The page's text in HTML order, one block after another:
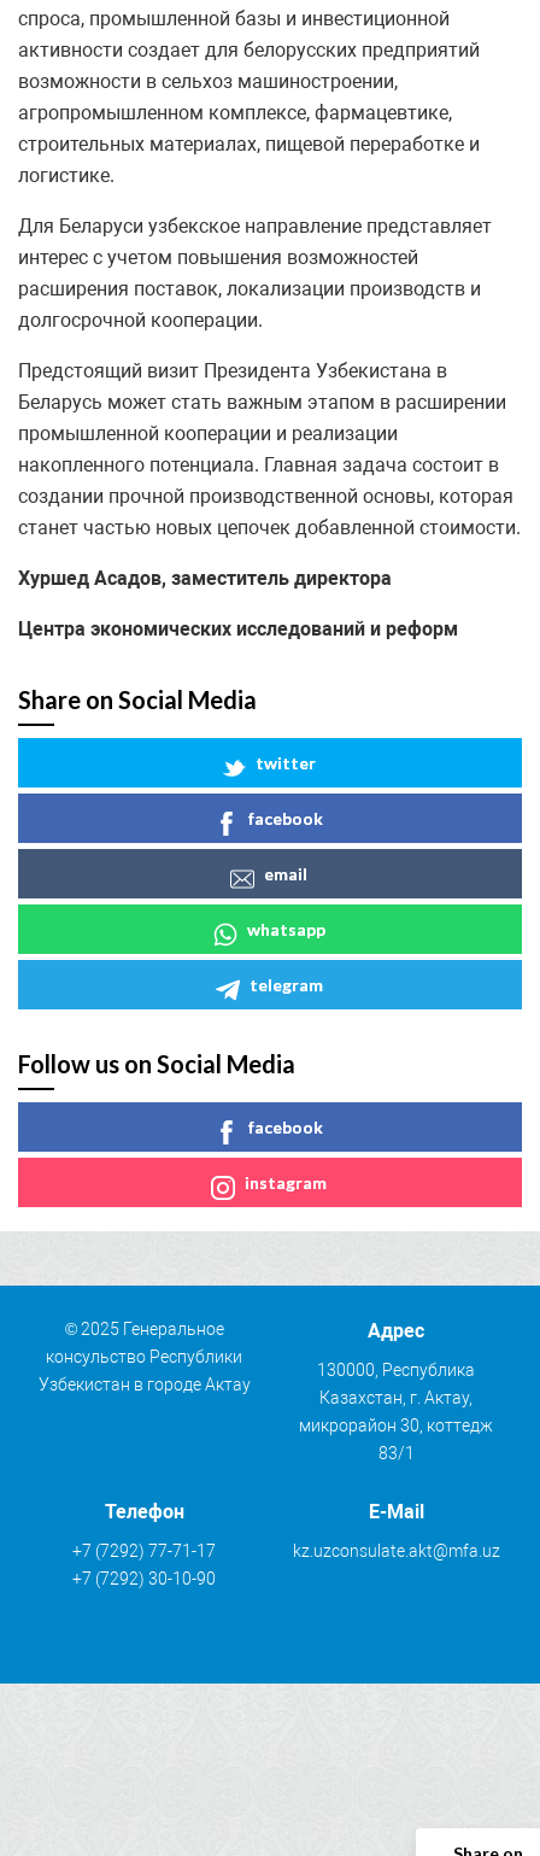
спроса, промышленной базы и инвестиционной
активности создает для белорусских предприятий
возможности в сельхоз машиностроении,
агропромышленном комплексе, фармацевтике,
строительных материалах, пищевой переработке и
логистике.
Для Беларуси узбекское направление представляет
интерес с учетом повышения возможностей
расширения поставок, локализации производств и
долгосрочной кооперации.
Предстоящий визит Президента Узбекистана в
Беларусь может стать важным этапом в расширении
промышленной кооперации и реализации
накопленного потенциала. Главная задача состоит в
создании прочной производственной основы, которая
станет частью новых цепочек добавленной стоимости.
Хуршед Асадов, заместитель директора
Центра экономических исследований и реформ
Share on Social Media
twitter
facebook
email
whatsapp
telegram
Follow us on Social Media
facebook
instagram
© 2025 Генеральное
консульство Республики
Узбекистан в городе Актау
Адрес
130000, Республика
Казахстан, г. Актау,
микрорайон 30, коттедж
83/1
Телефон
+7 (7292) 77-71-17
+7 (7292) 30-10-90
E-Mail
kz.uzconsulate.akt@mfa.uz